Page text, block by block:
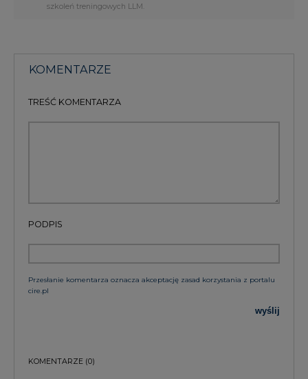
szkoleń treningowych LLM.
KOMENTARZE
TREŚĆ KOMENTARZA
PODPIS
Przesłanie komentarza oznacza akceptację zasad korzystania z portalu
cire.pl
wyślij
KOMENTARZE (0)